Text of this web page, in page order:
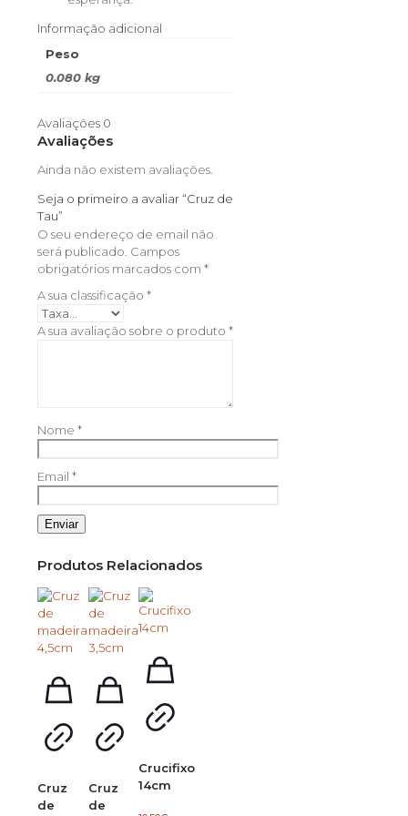
Informação adicional
Peso
0.080 kg
Avaliações 0
Avaliações
Ainda não existem avaliações.
Seja o primeiro a avaliar “Cruz de
Tau”
O seu endereço de email não
será publicado. Campos
obrigatórios marcados com *
A sua classificação *
A sua avaliação sobre o produto *
Nome *
Email *
Produtos Relacionados
Cruz
de
Cruz
de
Crucifixo
14cm